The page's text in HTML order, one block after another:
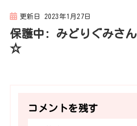
更新日 2023年1月27日
保護中: みどりぐみさ
☆
コメントを残す